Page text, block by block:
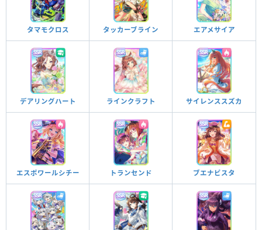
タマモクロス タッカーブライン エアメサイア
デアリングハート ラインクラフト サイレンススズカ
エスポワールシチー トランセンド ブエナビスタ